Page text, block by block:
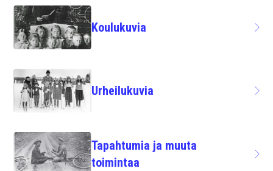
Koulukuvia
Urheilukuvia
Tapahtumia ja muuta
toimintaa